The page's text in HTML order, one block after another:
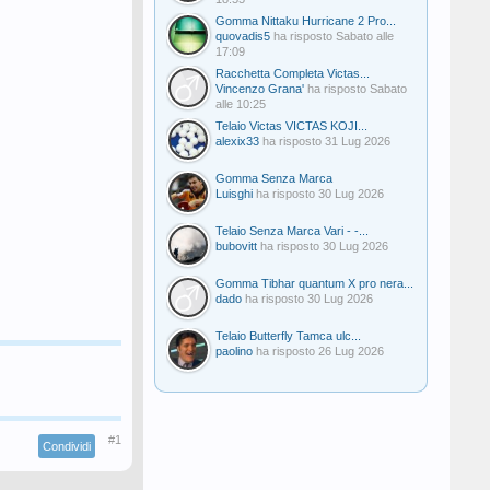
Condividi #1
Gomma Nittaku Hurricane 2 Pro...
quovadis5 ha risposto Sabato alle
17:09
Racchetta Completa Victas...
Vincenzo Grana' ha risposto Sabato
alle 10:25
Telaio Victas VICTAS KOJI...
alexix33 ha risposto 31 Lug 2026
Gomma Senza Marca
Luisghi ha risposto 30 Lug 2026
Telaio Senza Marca Vari - -...
bubovitt ha risposto 30 Lug 2026
Gomma Tibhar quantum X pro nera...
dado ha risposto 30 Lug 2026
Telaio Butterfly Tamca ulc...
paolino ha risposto 26 Lug 2026